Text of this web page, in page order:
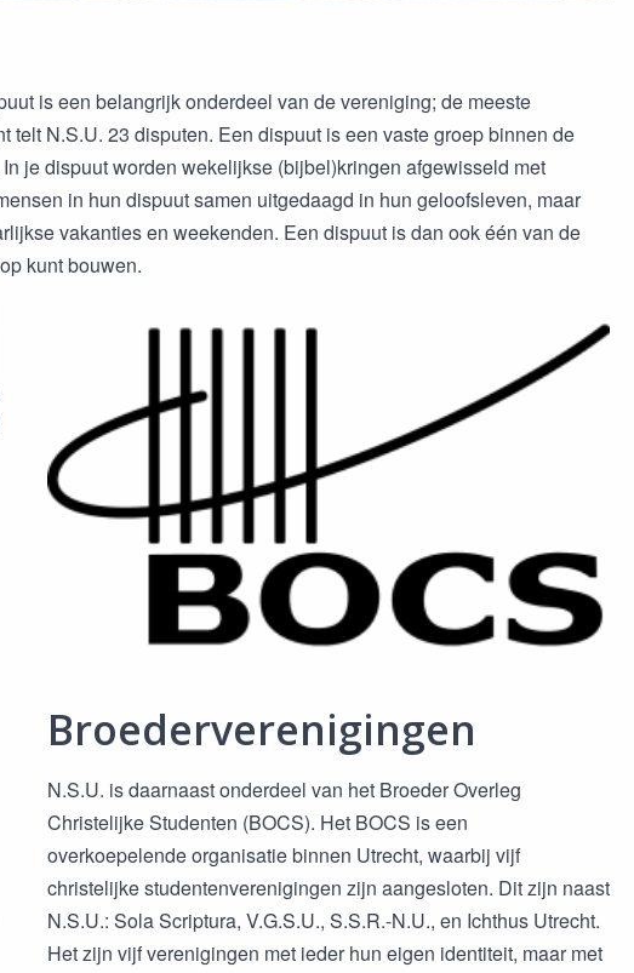
is een belangrijk onderdeel van de vereniging; de meeste
N.S.U. 23 disputen. Een dispuut is een vaste groep binnen de
je dispuut worden wekelijkse (bijbel)kringen afgewisseld met
in hun dispuut samen uitgedaagd in hun geloofsleven, maar
vakanties en weekenden. Een dispuut is dan ook één van de
kunt bouwen.
Broederverenigingen
N.S.U. is daarnaast onderdeel van het Broeder Overleg
Christelijke Studenten (BOCS). Het BOCS is een
overkoepelende organisatie binnen Utrecht, waarbij vijf
christelijke studentenverenigingen zijn aangesloten. Dit zijn naast
N.S.U.: Sola Scriptura, V.G.S.U., S.S.R.-N.U., en Ichthus Utrecht.
Het zijn vijf verenigingen met ieder hun eigen identiteit, maar met